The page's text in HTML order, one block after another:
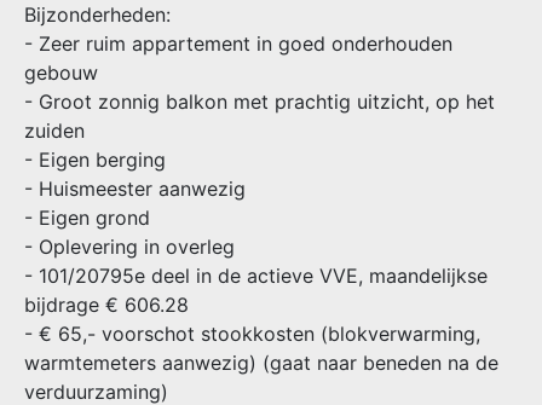
Bijzonderheden:
- Zeer ruim appartement in goed onderhouden
gebouw
- Groot zonnig balkon met prachtig uitzicht, op het
zuiden
- Eigen berging
- Huismeester aanwezig
- Eigen grond
- Oplevering in overleg
- 101/20795e deel in de actieve VVE, maandelijkse
bijdrage € 606.28
- € 65,- voorschot stookkosten (blokverwarming,
warmtemeters aanwezig) (gaat naar beneden na de
verduurzaming)